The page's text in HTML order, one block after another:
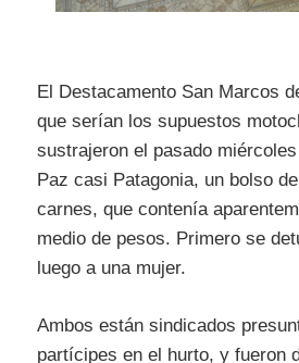
El Destacamento San Marcos
que serían los supuestos
sustrajeron el pasado
Paz casi Patagonia, un bolso
carnes, que contenía
medio de pesos. Primero se
luego a una mujer.
Ambos están sindicados
partícipes en el hurto, y fueron